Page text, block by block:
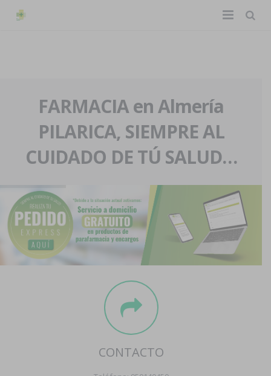
La farmacia
Nuestra historia
Nuestro equipo
Eventos
Servicios y reservas
Pedidos express
Blog
Contacto
Boletín
FARMACIA en Almería
PILARICA, SIEMPRE AL
CUIDADO DE TÚ SALUD…
CONTACTO